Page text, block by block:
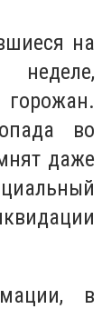
на
неделе,
во
даже
в